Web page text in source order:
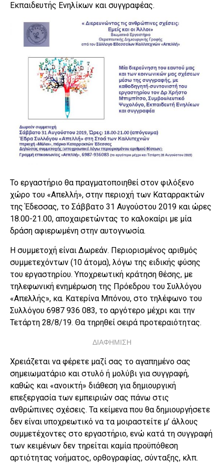
Εκπαιδευτής Ενηλίκων και συγγραφέας.
Το εργαστήριο θα πραγματοποιηθεί στον φιλόξενο
χώρο του «Απελλή», στην περιοχή των Καταρρακτών
της Έδεσσας, το Σάββατο 31 Αυγούστου 2019 και ώρες
18.00-21.00, αποχαιρετώντας το καλοκαίρι με μία
δράση αφιερωμένη στην αυτογνωσία.
Η συμμετοχή είναι Δωρεάν. Περιορισμένος αριθμός
συμμετεχόντων (10 άτομα), λόγω της ειδικής φύσης
του εργαστηρίου. Υποχρεωτική κράτηση θέσης, με
τηλεφωνική ενημέρωση της Πρόεδρου του Συλλόγου
«Απελλής», κα. Κατερίνα Μπόνου, στο τηλέφωνο του
Συλλόγου 6987 936 083, το αργότερο μέχρι και την
Τετάρτη 28/8/19. Θα τηρηθεί σειρά προτεραιότητας.
ΔΙΑΦΗΜΙΣΗ
Χρειάζεται να φέρετε μαζί σας το αγαπημένο σας
σημειωματάριο και στυλό ή μολύβι για συγγραφή,
καθώς και «ανοικτή» διάθεση για δημιουργική
επεξεργασία των εμπειριών σας πάνω στις
ανθρώπινες σχέσεις. Τα κείμενα που θα δημιουργήσετε
δεν είναι υποχρεωτικό να τα μοιραστείτε μ’ άλλους
συμμετέχοντες στο εργαστήριο, ενώ κατά τη συγγραφή
των κειμένων δεν τηρείται καμία προϋπόθεση
αρτιότητας νοήματος, ορθογραφίας, σύνταξης, κλπ.